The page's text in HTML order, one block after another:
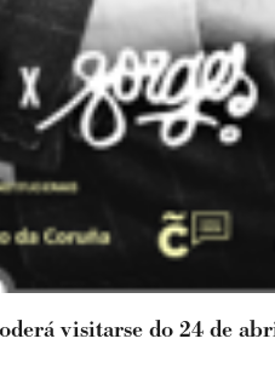
visitarse do 24 de